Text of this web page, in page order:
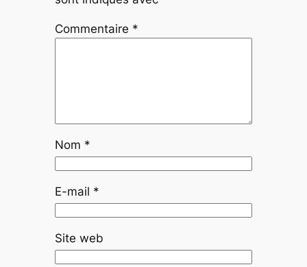
Commentaire *
Nom *
E-mail *
Site web